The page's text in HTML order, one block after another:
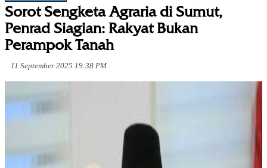
Sorot Sengketa Agraria di Sumut,
Penrad Siagian: Rakyat Bukan
Perampok Tanah
11 September 2025 19:38 PM